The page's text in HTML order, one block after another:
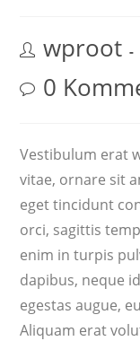
wproot
0
Vestibulum erat
vitae, ornare sit
eget tincidunt
orci, sagittis
enim in turpis
dapibus, neque
egestas augue,
Aliquam erat